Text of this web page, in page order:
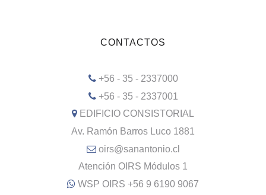
CONTACTOS
+56 - 35 - 2337000
+56 - 35 - 2337001
EDIFICIO CONSISTORIAL
Av. Ramón Barros Luco 1881
oirs@sanantonio.cl
Atención OIRS Módulos 1
WSP OIRS +56 9 6190 9067